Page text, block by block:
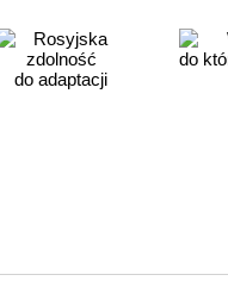
Wojna,